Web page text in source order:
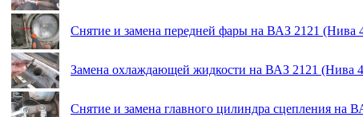
Снятие и замена передней фары на ВАЗ 2121 (Нива
Замена охлаждающей жидкости на ВАЗ 2121 (Нива
Снятие и замена главного цилиндра сцепления на